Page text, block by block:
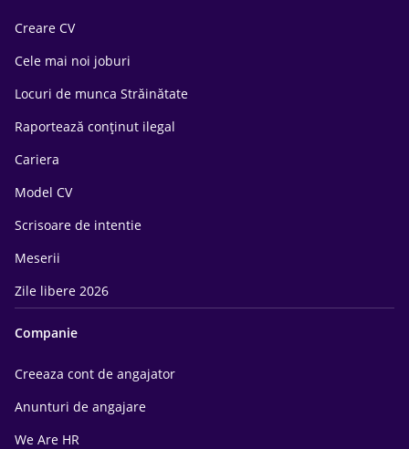
Creare CV
Cele mai noi joburi
Locuri de munca Străinătate
Raportează conținut ilegal
Cariera
Model CV
Scrisoare de intentie
Meserii
Zile libere 2026
Companie
Creeaza cont de angajator
Anunturi de angajare
We Are HR